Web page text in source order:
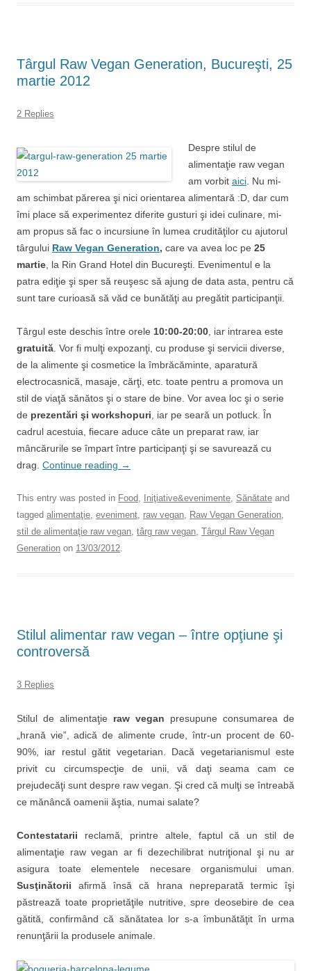
Târgul Raw Vegan Generation, Bucureşti, 25
martie 2012
2 Replies
Despre stilul de
alimentaţie raw vegan
am vorbit aici . Nu mi-
am schimbat părerea şi nici orientarea alimentară :D, dar cum
îmi place să experimentez diferite gusturi şi idei culinare, mi-
am propus să fac o incursiune în lumea crudităţilor cu ajutorul
târgului Raw Vegan Generation, care va avea loc pe 25
martie , la Rin Grand Hotel din Bucureşti. Evenimentul e la
patra ediţie şi sper să reuşesc să ajung de data asta, pentru că
sunt tare curioasă să văd ce bunătăţi au pregătit participanţii.
Târgul este deschis între orele 10:00-20:00 , iar intrarea este
gratuită . Vor fi mulţi expozanţi, cu produse şi servicii diverse,
de la alimente şi cosmetice la îmbrăcăminte, aparatură
electrocasnică, masaje, cărţi, etc. toate pentru a promova un
stil de viaţă sănătos şi o stare de bine. Vor avea loc şi o serie
de prezentări şi workshopuri , iar pe seară un potluck. În
cadrul acestuia, fiecare aduce câte un preparat raw, iar
mâncărurile se împart între participanţi şi se savurează cu
drag. Continue reading →
This entry was posted in Food, Iniţiative&evenimente, Sănătate and
tagged alimentaţie, eveniment, raw vegan, Raw Vegan Generation,
stil de alimentaţie raw vegan, târg raw vegan, Târgul Raw Vegan
Generation on 13/03/2012.
Stilul alimentar raw vegan – între opţiune şi
controversă
3 Replies
Stilul de alimentaţie raw vegan presupune consumarea de
„hrană vie”, adică de alimente crude, într-un procent de 60-
90%, iar restul gătit vegetarian. Dacă vegetarianismul este
privit cu circumspecţie de unii, vă daţi seama cam ce
prejudecăţi sunt despre raw vegan. Şi cred că mulţi se întreabă
ce mănâncă oamenii ăştia, numai salate?
Contestatarii reclamă, printre altele, faptul că un stil de
alimentaţie raw vegan ar fi dezechilibrat nutriţional şi nu ar
asigura toate elementele necesare organismului uman.
Susţinătorii afirmă însă că hrana nepreparată termic îşi
păstrează toate proprietăţile nutritive, spre deosebire de cea
gătită, confirmând că sănătatea lor s-a îmbunătăţit în urma
renunţării la produsele animale.